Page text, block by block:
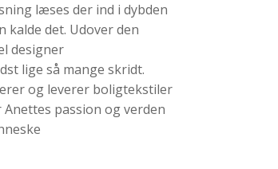
læses der ind i dybden
det. Udover den
designer
lige så mange skridt.
og leverer boligtekstiler
passion og verden